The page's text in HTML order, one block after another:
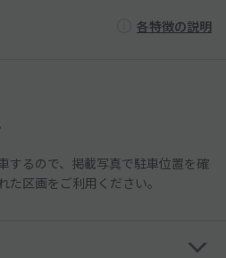
各特徴の説明
するので、掲載写真で駐車位置を確
区画をご利用ください。